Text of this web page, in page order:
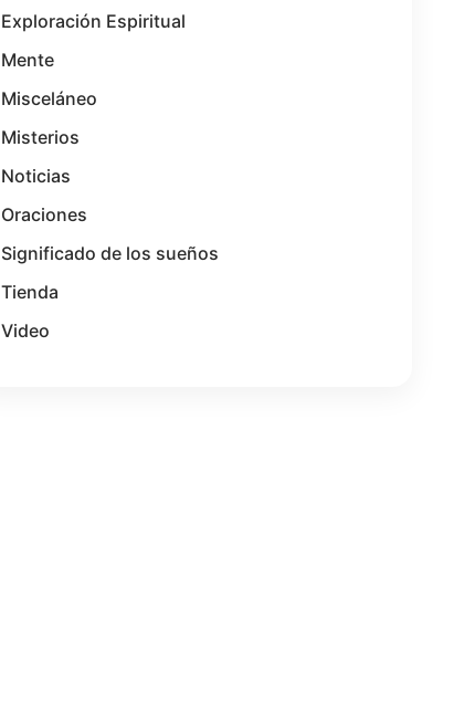
Exploración Espiritual
Mente
Misceláneo
Misterios
Noticias
Oraciones
Significado de los sueños
Tienda
Video